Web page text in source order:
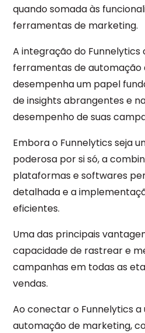
quando somada às
ferramentas de marketing.
A integração do Funnelytics
ferramentas de automação
desempenha um papel
de insights abrangentes e
desempenho de suas
Embora o Funnelytics seja
poderosa por si só, a
plataformas e softwares
detalhada e a
eficientes.
Uma das principais
capacidade de rastrear e
campanhas em todas as
vendas.
Ao conectar o Funnelytics
automação de marketing,